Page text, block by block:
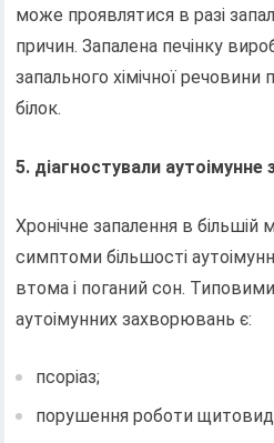
може проявлятися в разі
причин. Запалена печінку
запального хімічної
білок.
5. діагностували аутоімунне
Хронічне запалення в більшій
симптоми більшості
втома і поганий сон.
аутоімунних захворювань є:
псоріаз;
порушення роботи